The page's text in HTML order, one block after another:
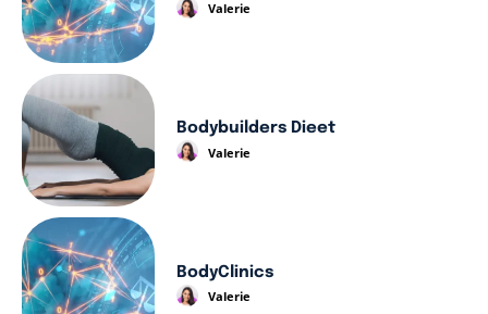
Valerie
Bodybuilders Dieet
Valerie
BodyClinics
Valerie